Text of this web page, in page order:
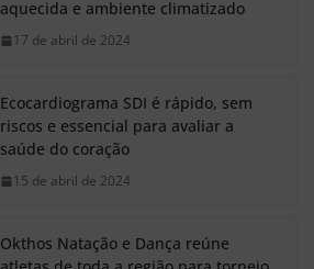
aquecida e ambiente climatizado
17 de abril de 2024
Ecocardiograma SDI é rápido, sem
riscos e essencial para avaliar a
saúde do coração
15 de abril de 2024
Okthos Natação e Dança reúne